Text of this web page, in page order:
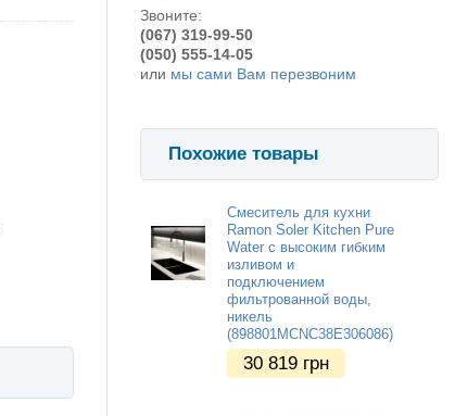
Звоните:
(067) 319-99-50
(050) 555-14-05
или мы сами Вам перезвоним
Похожие товары
Смеситель для кухни
Ramon Soler Kitchen Pure
Water с высоким гибким
изливом и
подключением
фильтрованной воды,
никель
(898801MCNC38E306086)
30 819 грн